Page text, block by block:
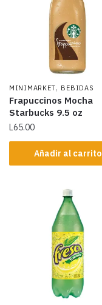
MINIMARKET, BEBIDAS
Frapuccinos Mocha
Starbucks 9.5 oz
L65.00
Añadir al carrito